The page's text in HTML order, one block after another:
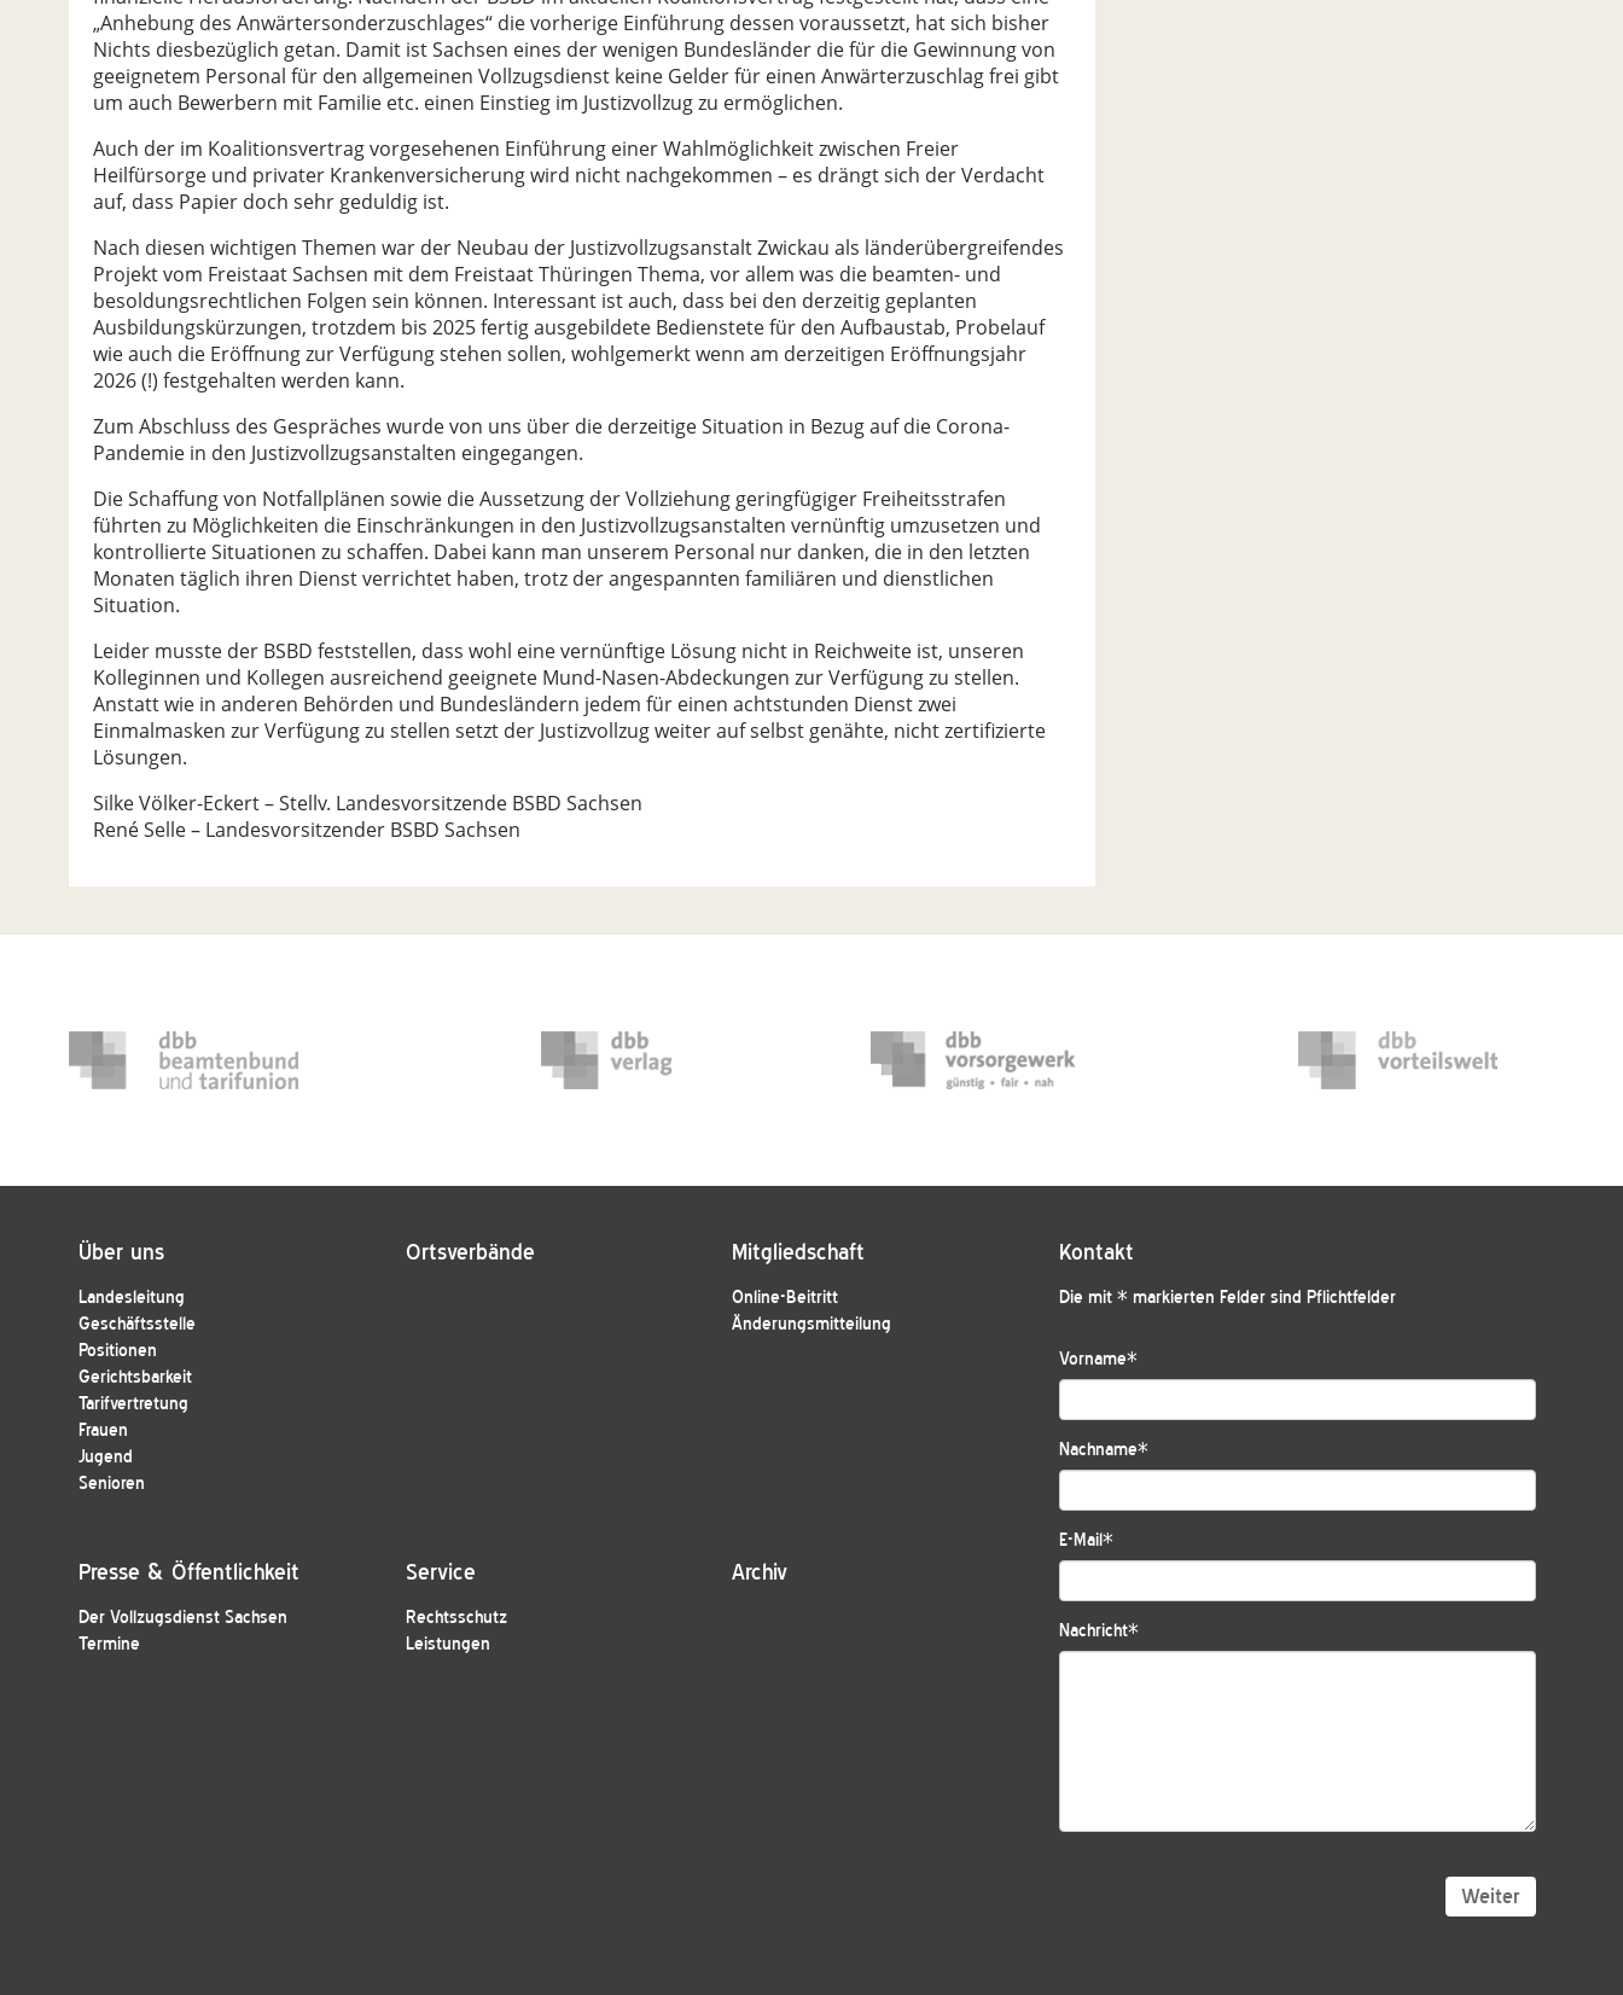
„Anhebung des Anwärtersonderzuschlages“ die vorherige Einführung dessen voraussetzt, hat sich bisher
Nichts diesbezüglich getan. Damit ist Sachsen eines der wenigen Bundesländer die für die Gewinnung von
geeignetem Personal für den allgemeinen Vollzugsdienst keine Gelder für einen Anwärterzuschlag frei gibt
um auch Bewerbern mit Familie etc. einen Einstieg im Justizvollzug zu ermöglichen.
Auch der im Koalitionsvertrag vorgesehenen Einführung einer Wahlmöglichkeit zwischen Freier
Heilfürsorge und privater Krankenversicherung wird nicht nachgekommen – es drängt sich der Verdacht
auf, dass Papier doch sehr geduldig ist.
Nach diesen wichtigen Themen war der Neubau der Justizvollzugsanstalt Zwickau als länderübergreifendes
Projekt vom Freistaat Sachsen mit dem Freistaat Thüringen Thema, vor allem was die beamten- und
besoldungsrechtlichen Folgen sein können. Interessant ist auch, dass bei den derzeitig geplanten
Ausbildungskürzungen, trotzdem bis 2025 fertig ausgebildete Bedienstete für den Aufbaustab, Probelauf
wie auch die Eröffnung zur Verfügung stehen sollen, wohlgemerkt wenn am derzeitigen Eröffnungsjahr
2026 (!) festgehalten werden kann.
Zum Abschluss des Gespräches wurde von uns über die derzeitige Situation in Bezug auf die Corona-
Pandemie in den Justizvollzugsanstalten eingegangen.
Die Schaffung von Notfallplänen sowie die Aussetzung der Vollziehung geringfügiger Freiheitsstrafen
führten zu Möglichkeiten die Einschränkungen in den Justizvollzugsanstalten vernünftig umzusetzen und
kontrollierte Situationen zu schaffen. Dabei kann man unserem Personal nur danken, die in den letzten
Monaten täglich ihren Dienst verrichtet haben, trotz der angespannten familiären und dienstlichen
Situation.
Leider musste der BSBD feststellen, dass wohl eine vernünftige Lösung nicht in Reichweite ist, unseren
Kolleginnen und Kollegen ausreichend geeignete Mund-Nasen-Abdeckungen zur Verfügung zu stellen.
Anstatt wie in anderen Behörden und Bundesländern jedem für einen achtstunden Dienst zwei
Einmalmasken zur Verfügung zu stellen setzt der Justizvollzug weiter auf selbst genähte, nicht zertifizierte
Lösungen.
Silke Völker-Eckert – Stellv. Landesvorsitzende BSBD Sachsen
René Selle – Landesvorsitzender BSBD Sachsen
Über uns
Landesleitung
Geschäftsstelle
Positionen
Gerichtsbarkeit
Tarifvertretung
Frauen
Jugend
Senioren
Ortsverbände Mitgliedschaft
Online-Beitritt
Änderungsmitteilung
Presse & Öffentlichkeit
Der Vollzugsdienst Sachsen
Termine
Service
Rechtsschutz
Leistungen
Archiv
Kontakt
Die mit * markierten Felder sind Pflichtfelder
Vorname*
Nachname*
E-Mail*
Nachricht*
Weiter